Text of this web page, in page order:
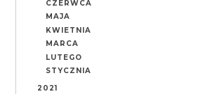
CZERWCA
MAJA
KWIETNIA
MARCA
LUTEGO
STYCZNIA
2021